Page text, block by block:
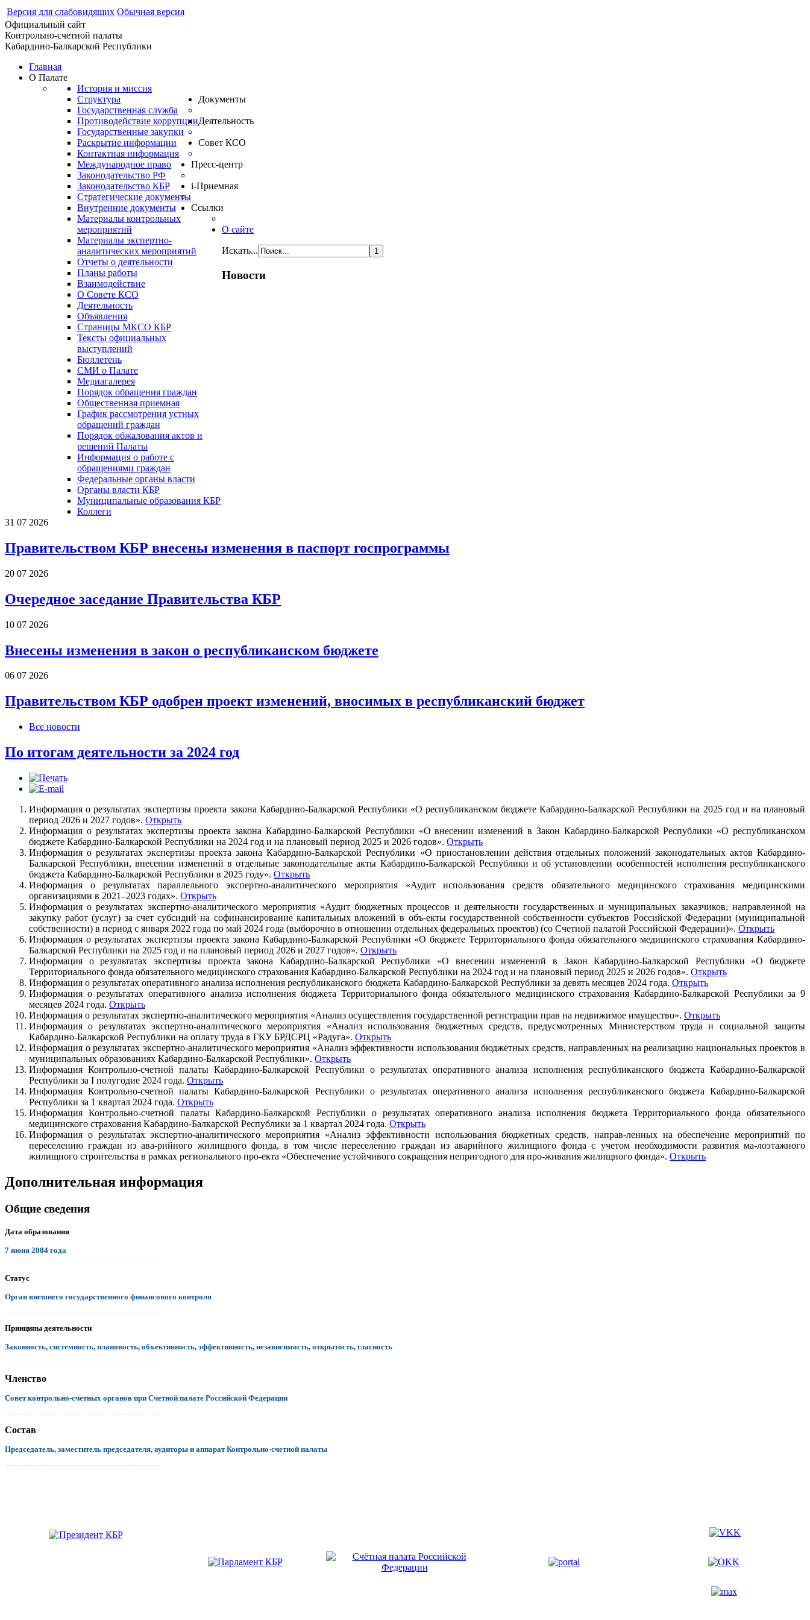
Версия для слабовидящих Обычная версия
Официальный сайт
Контрольно-счетной палаты
Кабардино-Балкарской Республики
Главная
О Палате
История и миссия
Структура
Государственная служба
Противодействие коррупции
Государственные закупки
Раскрытие информации
Контактная информация
Документы
Международное право
Законодательство РФ
Законодательство КБР
Стратегические документы
Внутренние документы
Деятельность
Материалы контрольных
мероприятий
Материалы экспертно-
аналитических мероприятий
Отчеты о деятельности
Планы работы
Взаимодействие
Совет КСО
О Совете КСО
Деятельность
Объявления
Страницы МКСО КБР
Пресс-центр
Тексты официальных
выступлений
Бюллетень
СМИ о Палате
Медиагалерея
i-Приемная
Порядок обращения граждан
Общественная приемная
График рассмотрения устных
обращений граждан
Порядок обжалования актов и
решений Палаты
Информация о работе с
обращениями граждан
Ссылки
Федеральные органы власти
Органы власти КБР
Муниципальные образования КБР
Коллеги
О сайте
Искать...
Новости
31 07 2026
Правительством КБР внесены изменения в паспорт госпрограммы
20 07 2026
Очередное заседание Правительства КБР
10 07 2026
Внесены изменения в закон о республиканском бюджете
06 07 2026
Правительством КБР одобрен проект изменений, вносимых в республиканский бюджет
Все новости
По итогам деятельности за 2024 год
Информация о результатах экспертизы проекта закона Кабардино-Балкарской Республики «О республиканском бюджете Кабардино-Балкарской Республики на 2025 год и на плановый
период 2026 и 2027 годов». Открыть
Информация о результатах экспертизы проекта закона Кабардино-Балкарской Республики «О внесении изменений в Закон Кабардино-Балкарской Республики «О республиканском
бюджете Кабардино-Балкарской Республики на 2024 год и на плановый период 2025 и 2026 годов». Открыть
Информация о результатах экспертизы проекта закона Кабардино-Балкарской Республики «О приостановлении действия отдельных положений законодательных актов Кабардино-
Балкарской Республики, внесении изменений в отдельные законодательные акты Кабардино-Балкарской Республики и об установлении особенностей исполнения республиканского
бюджета Кабардино-Балкарской Республики в 2025 году». Открыть
Информация о результатах параллельного экспертно-аналитического мероприятия «Аудит использования средств обязательного медицинского страхования медицинскими
организациями в 2021–2023 годах». Открыть
Информация о результатах экспертно-аналитического мероприятия «Аудит бюджетных процессов и деятельности государственных и муниципальных заказчиков, направленной на
закупку работ (услуг) за счет субсидий на софинансирование капитальных вложений в объ-екты государственной собственности субъектов Российской Федерации (муниципальной
собственности) в период с января 2022 года по май 2024 года (выборочно в отношении отдельных федеральных проектов) (со Счетной палатой Российской Федерации)». Открыть
Информация о результатах экспертизы проекта закона Кабардино-Балкарской Республики «О бюджете Территориального фонда обязательного медицинского страхования Кабардино-
Балкарской Республики на 2025 год и на плановый период 2026 и 2027 годов». Открыть
Информация о результатах экспертизы проекта закона Кабардино-Балкарской Республики «О внесении изменений в Закон Кабардино-Балкарской Республики «О бюджете
Территориального фонда обязательного медицинского страхования Кабардино-Балкарской Республики на 2024 год и на плановый период 2025 и 2026 годов». Открыть
Информация о результатах оперативного анализа исполнения республиканского бюджета Кабардино-Балкарской Республики за девять месяцев 2024 года. Открыть
Информация о результатах оперативного анализа исполнения бюджета Территориального фонда обязательного медицинского страхования Кабардино-Балкарской Республики за 9
месяцев 2024 года. Открыть
Информация о результатах экспертно-аналитического мероприятия «Анализ осуществления государственной регистрации прав на недвижимое имущество». Открыть
Информация о результатах экспертно-аналитического мероприятия «Анализ использования бюджетных средств, предусмотренных Министерством труда и социальной защиты
Кабардино-Балкарской Республики на оплату труда в ГКУ БРДСРЦ «Радуга». Открыть
Информация о результатах экспертно-аналитического мероприятия «Анализ эффективности использования бюджетных средств, направленных на реализацию национальных проектов в
муниципальных образованиях Кабардино-Балкарской Республики». Открыть
Информация Контрольно-счетной палаты Кабардино-Балкарской Республики о результатах оперативного анализа исполнения республиканского бюджета Кабардино-Балкарской
Республики за I полугодие 2024 года. Открыть
Информация Контрольно-счетной палаты Кабардино-Балкарской Республики о результатах оперативного анализа исполнения республиканского бюджета Кабардино-Балкарской
Республики за 1 квартал 2024 года. Открыть
Информация Контрольно-счетной палаты Кабардино-Балкарской Республики о результатах оперативного анализа исполнения бюджета Территориального фонда обязательного
медицинского страхования Кабардино-Балкарской Республики за 1 квартал 2024 года. Открыть
Информация о результатах экспертно-аналитического мероприятия «Анализ эффективности использования бюджетных средств, направ-ленных на обеспечение мероприятий по
переселению граждан из ава-рийного жилищного фонда, в том числе переселению граждан из аварийного жилищного фонда с учетом необходимости развития ма-лоэтажного
жилищного строительства в рамках регионального про-екта «Обеспечение устойчивого сокращения непригодного для про-живания жилищного фонда». Открыть
Дополнительная информация
Общие сведения
Дата образования
7 июня 2004 года
Статус
Орган внешнего государственного финансового контроля
Принципы деятельности
Законность, системность, плановость, объективность, эффективность, независимость, открытость, гласность
Членство
Совет контрольно-счетных органов при Счетной палате Российской Федерации
Состав
Председатель, заместитель председателя, аудиторы и аппарат Контрольно-счетной палаты